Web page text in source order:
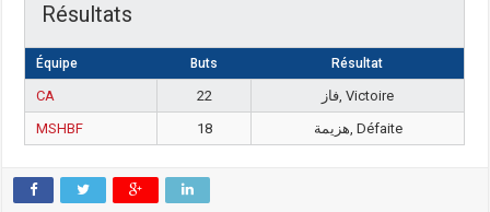
Résultats
Équipe Buts Résultat
CA 22
فاز, Victoire
MSHBF
18 هزيمة, Défaite